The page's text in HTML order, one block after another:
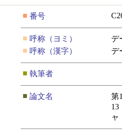
■ 番号
■ 呼称（ヨミ）
デ
■ 呼称（漢字） デ
■ 執筆者
■ 論文名
ャ